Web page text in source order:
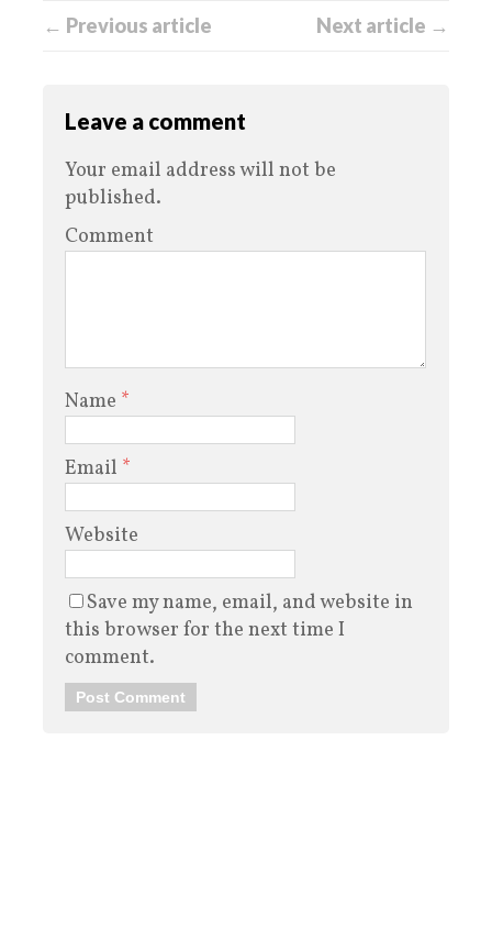
← Previous article Next article →
Leave a comment
Your email address will not be
published.
Comment
Name *
Email *
Website
Save my name, email, and website in
this browser for the next time I
comment.